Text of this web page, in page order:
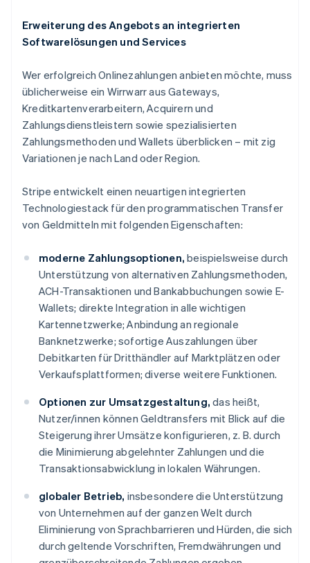
Erweiterung des Angebots an integrierten
Softwarelösungen und Services
Wer erfolgreich Onlinezahlungen anbieten möchte, muss
üblicherweise ein Wirrwarr aus Gateways,
Kreditkartenverarbeitern, Acquirern und
Zahlungsdienstleistern sowie spezialisierten
Zahlungsmethoden und Wallets überblicken – mit zig
Variationen je nach Land oder Region.
Stripe entwickelt einen neuartigen integrierten
Technologiestack für den programmatischen Transfer
von Geldmitteln mit folgenden Eigenschaften:
moderne Zahlungsoptionen, beispielsweise durch
Unterstützung von alternativen Zahlungsmethoden,
ACH-Transaktionen und Bankabbuchungen sowie E-
Wallets; direkte Integration in alle wichtigen
Kartennetzwerke; Anbindung an regionale
Banknetzwerke; sofortige Auszahlungen über
Debitkarten für Dritthändler auf Marktplätzen oder
Verkaufsplattformen; diverse weitere Funktionen.
Optionen zur Umsatzgestaltung, das heißt,
Nutzer/innen können Geldtransfers mit Blick auf die
Steigerung ihrer Umsätze konfigurieren, z. B. durch
die Minimierung abgelehnter Zahlungen und die
Transaktionsabwicklung in lokalen Währungen.
globaler Betrieb, insbesondere die Unterstützung
von Unternehmen auf der ganzen Welt durch
Eliminierung von Sprachbarrieren und Hürden, die sich
durch geltende Vorschriften, Fremdwährungen und
Nederlands FrançaisDeutsch English
Brasilien
PortuguêsEnglish
English
Dänemark
English
Deutschland
DeutschEnglish
Estland
English
简体中文English
Finnland
EnglishSvenska
Frankreich
Gibraltar
English
Griechenland
English
Indien
English
Irland
English
Italien
Japan
日本語English
Kanada
EnglishFrançais
Kroatien
EnglishItaliano
English
Liechtenstein
DeutschEnglish
Litauen
English